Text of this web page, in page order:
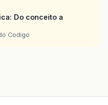
Do conceito a
Codigo